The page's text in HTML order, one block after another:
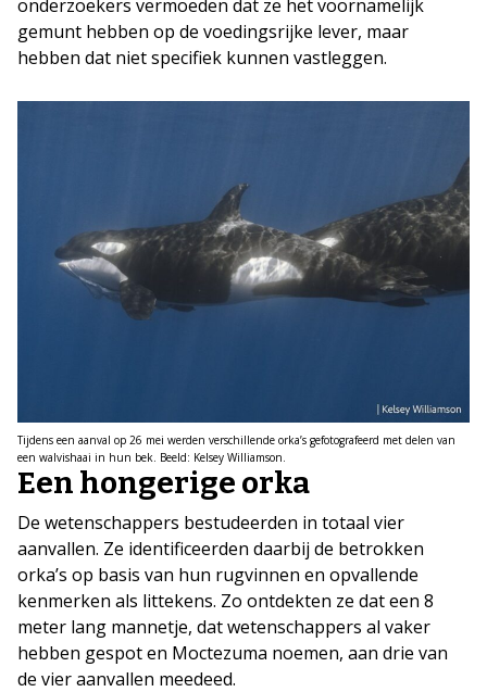
onderzoekers vermoeden dat ze het voornamelijk
gemunt hebben op de voedingsrijke lever, maar
hebben dat niet specifiek kunnen vastleggen.
Tijdens een aanval op 26 mei werden verschillende orka’s gefotografeerd met delen van
een walvishaai in hun bek. Beeld: Kelsey Williamson.
Een hongerige orka
De wetenschappers bestudeerden in totaal vier
aanvallen. Ze identificeerden daarbij de betrokken
orka’s op basis van hun rugvinnen en opvallende
kenmerken als littekens. Zo ontdekten ze dat een 8
meter lang mannetje, dat wetenschappers al vaker
hebben gespot en Moctezuma noemen, aan drie van
de vier aanvallen meedeed.